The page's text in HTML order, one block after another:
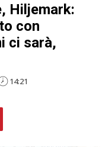
Hiljemark:
con
ci sarà,
14:21